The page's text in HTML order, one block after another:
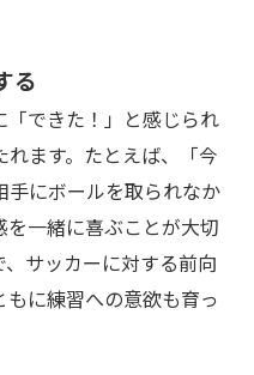
る
できた！」と感じられ
ます。たとえば、「今
手にボールを取られなか
一緒に喜ぶことが大切
サッカーに対する前向
に練習への意欲も育っ